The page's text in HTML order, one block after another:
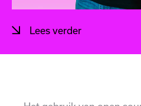
Lees verder